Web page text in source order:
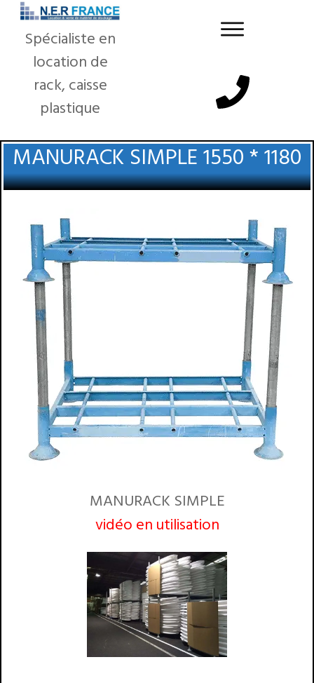
Spécialiste en
location de
rack, caisse
plastique
MANURACK SIMPLE 1550 * 1180
MANURACK SIMPLE
vidéo en utilisation